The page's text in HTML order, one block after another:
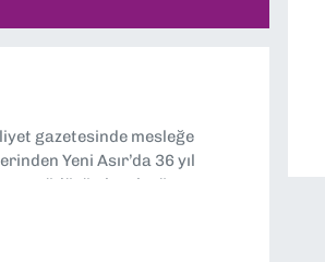
gazetesinde mesleğe
Yeni Asır’da 36 yıl
müdürü olarak görev